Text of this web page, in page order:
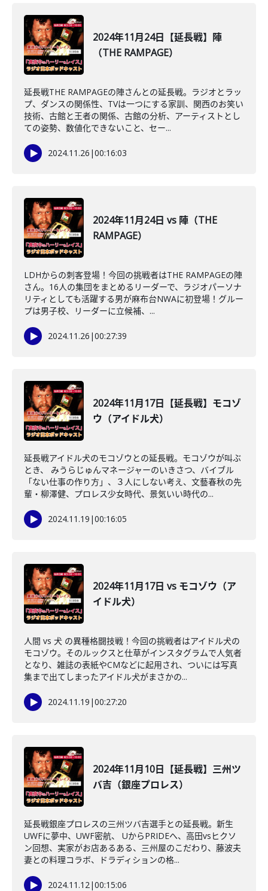
2024年11月24日【延長戦】陣
（THE RAMPAGE）
延長戦THE RAMPAGEの陣さんとの延長戦。ラジオとラッ
プ、ダンスの関係性、TVは一つにする家訓、関西のお笑い
技術、古館と王者の関係、古館の分析、アーティストとし
ての姿勢、数値化できないこと、セー...
2024.11.26 |00:16:03
2024年11月24日 vs 陣（THE
RAMPAGE）
LDHからの刺客登場！今回の挑戦者はTHE RAMPAGEの陣
さん。16人の集団をまとめるリーダーで、ラジオパーソナ
リティとしても活躍する男が麻布台NWAに初登場！グルー
プは男子校、リーダーに立候補、...
2024.11.26 |00:27:39
2024年11月17日【延長戦】モコゾ
ウ（アイドル犬）
延長戦アイドル犬のモコゾウとの延長戦。モコゾウが叫ぶ
とき、 みうらじゅんマネージャーのいきさつ、バイブル
「ない仕事の作り方」、３人にしない考え、文藝春秋の先
輩・柳澤健、プロレス少女時代、景気いい時代の...
2024.11.19 |00:16:05
2024年11月17日 vs モコゾウ（ア
イドル犬）
人間 vs 犬 の異種格闘技戦！今回の挑戦者はアイドル犬の
モコゾウ。そのルックスと仕草がインスタグラムで人気者
となり、雑誌の表紙やCMなどに起用され、ついには写真
集まで出てしまったアイドル犬がまさかの...
2024.11.19 |00:27:20
2024年11月10日【延長戦】三州ツ
バ吉（銀座プロレス）
延長戦銀座プロレスの三州ツバ吉選手との延長戦。新生
UWFに夢中、UWF密航、 UからPRIDEへ、高田vsヒクソ
ン回想、実家がお店あるある、三州屋のこだわり、藤波夫
妻との料理コラボ、ドラディションの格...
2024.11.12|00:15:06